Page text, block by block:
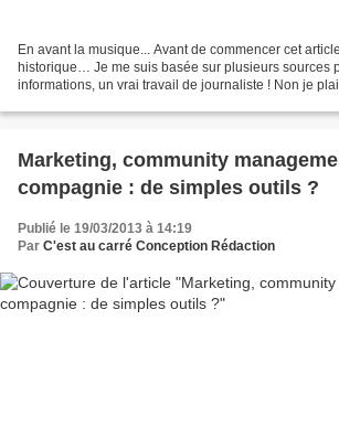
En avant la musique... Avant de commencer cet
historique… Je me suis basée sur plusieurs sources
informations, un vrai travail de journaliste ! Non je
Marketing, community
compagnie : de simples outils ?
Publié le 19/03/2013 à 14:19
Par C'est au carré Conception Rédaction